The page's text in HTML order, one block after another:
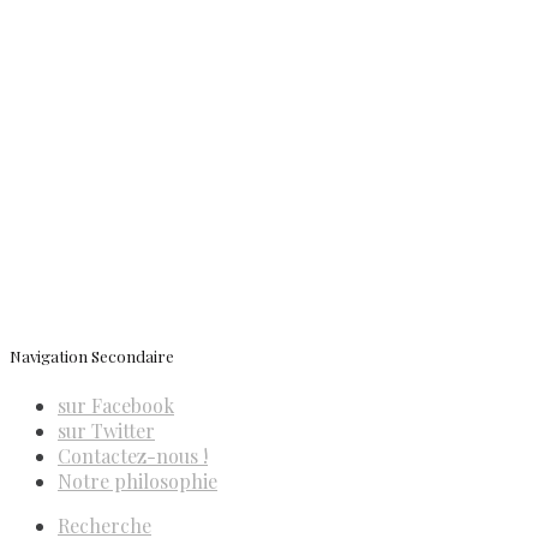
Navigation Secondaire
sur Facebook
sur Twitter
Contactez-nous !
Notre philosophie
Recherche